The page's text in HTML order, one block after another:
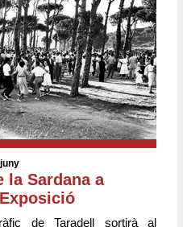
la Sardana a
de Taradell sortirà al